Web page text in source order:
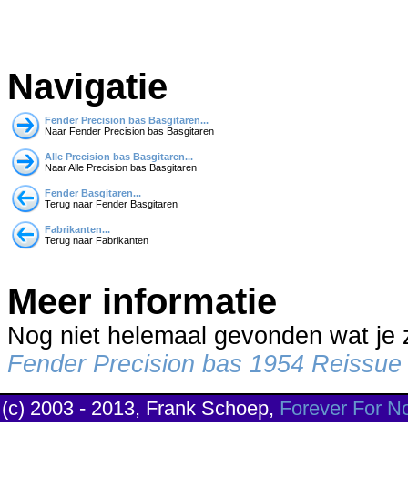
Navigatie
Fender Precision bas Basgitaren...
Naar Fender Precision bas Basgitaren
Alle Precision bas Basgitaren...
Naar Alle Precision bas Basgitaren
Fender Basgitaren...
Terug naar Fender Basgitaren
Fabrikanten...
Terug naar Fabrikanten
Meer informatie
Nog niet helemaal gevonden wat
Fender Precision bas 1954 Reissue
(c) 2003 - 2013, Frank Schoep, Forever For